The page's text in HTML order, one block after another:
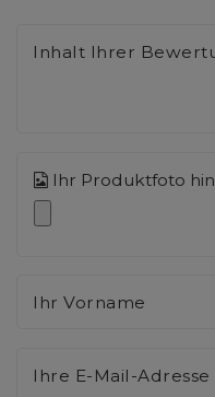
Inhalt Ihrer
Ihr Produktfoto
Ihr Vorname
Ihre E-Mail-Adresse